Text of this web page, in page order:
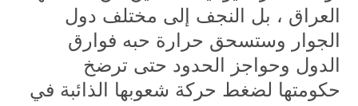
العراق ، بل النجف إلى مختلف دول
الجوار وستسحق حرارة حبه فوارق
الدول وحواجز الحدود حتى ترضخ
حكومتها لضغط حركة شعوبها الذائبة في